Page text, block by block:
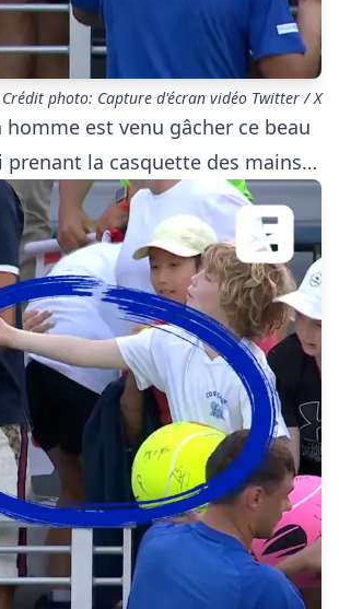
Crédit photo: Capture d'écran vidéo Twitter / X
homme est venu gâcher ce beau
la casquette des mains…